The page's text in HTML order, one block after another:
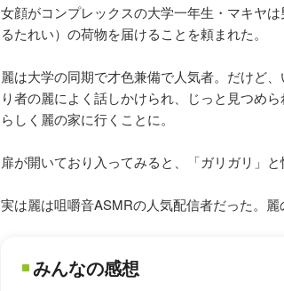
女顔がコンプレックスの大学一年生・マキヤ
るたれい）の荷物を届けることを頼まれた。
麗は大学の同期で才色兼備で人気者。だけど
り者の麗によく話しかけられ、じっと見つめ
らしく麗の家に行くことに。
扉が開いており入ってみると、「ガリガリ」
実は麗は咀嚼音ASMRの人気配信者だった。
みんなの感想